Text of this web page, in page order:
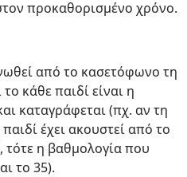
προκαθορισμένο χρόνο.
από το κασετόφωνο τη
κάθε παιδί είναι η
καταγράφεται (πχ. αν τη
έχει ακουστεί από το
η βαθμολογία που
το 35).